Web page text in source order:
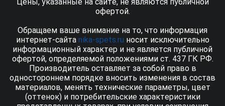
офертой.
Обращаем ваше внимание на то, что информация
интернет-сайта nika-spets.ru носит исключительно
информационный характер и не является публичной
офертой, определяемой положениями ст. 437 ГК РФ.
Производитель оставляет за собой право в
одностороннем порядке вносить изменения в состав
материалов, менять технические параметры, цвет
(оттенок) и потребительские характеристики